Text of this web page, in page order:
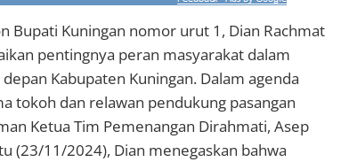
Bupati Kuningan nomor urut 1, Dian Rachmat
pentingnya peran masyarakat dalam
Kabupaten Kuningan. Dalam agenda
tokoh dan relawan pendukung pasangan
Ketua Tim Pemenangan Dirahmati, Asep
(23/11/2024), Dian menegaskan bahwa